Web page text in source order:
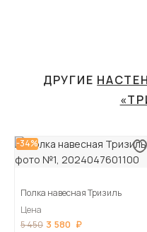
ДРУГИЕ
-34%
Полка навесная Тризиль
Цена
5 450 3 580